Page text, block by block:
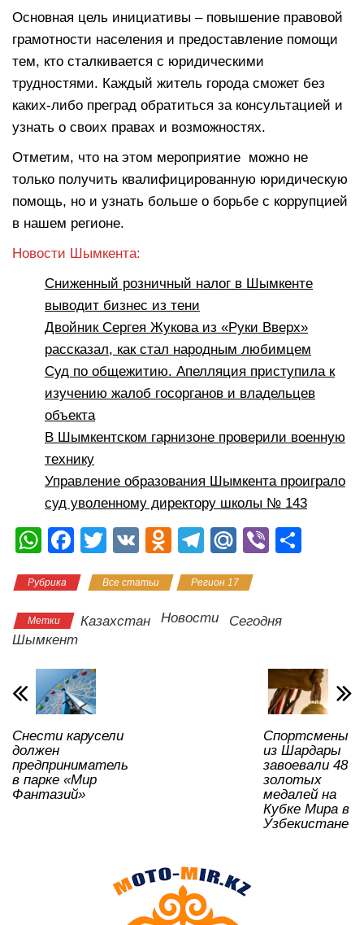
Основная цель инициативы – повышение правовой
грамотности населения и предоставление помощи
тем, кто сталкивается с юридическими
трудностями. Каждый житель города сможет без
каких-либо преград обратиться за консультацией и
узнать о своих правах и возможностях.
Отметим, что на этом мероприятие можно не
только получить квалифицированную юридическую
помощь, но и узнать больше о борьбе с коррупцией
в нашем регионе.
Новости Шымкента:
Сниженный розничный налог в Шымкенте
выводит бизнес из тени
Двойник Сергея Жукова из «Руки Вверх»
рассказал, как стал народным любимцем
Суд по общежитию. Апелляция приступила к
изучению жалоб госорганов и владельцев
объекта
В Шымкентском гарнизоне проверили военную
технику
Управление образования Шымкента проиграло
суд уволенному директору школы № 143
W
at
s
A
p
p
F
c
e
b
o
o
k
T
tt
er
V
O
n
o
T
e
gr
M
.R
u
Vi
и
ть
Рубрика Все статьи Регион 17
Метки Казахстан Новости
Сегодня
Шымкент
Снести карусели
должен
предприниматель
в парке «Мир
Фантазий»
Спортсмены
из Шардары
завоевали 48
золотых
медалей на
Кубке Мира в
Узбекистане